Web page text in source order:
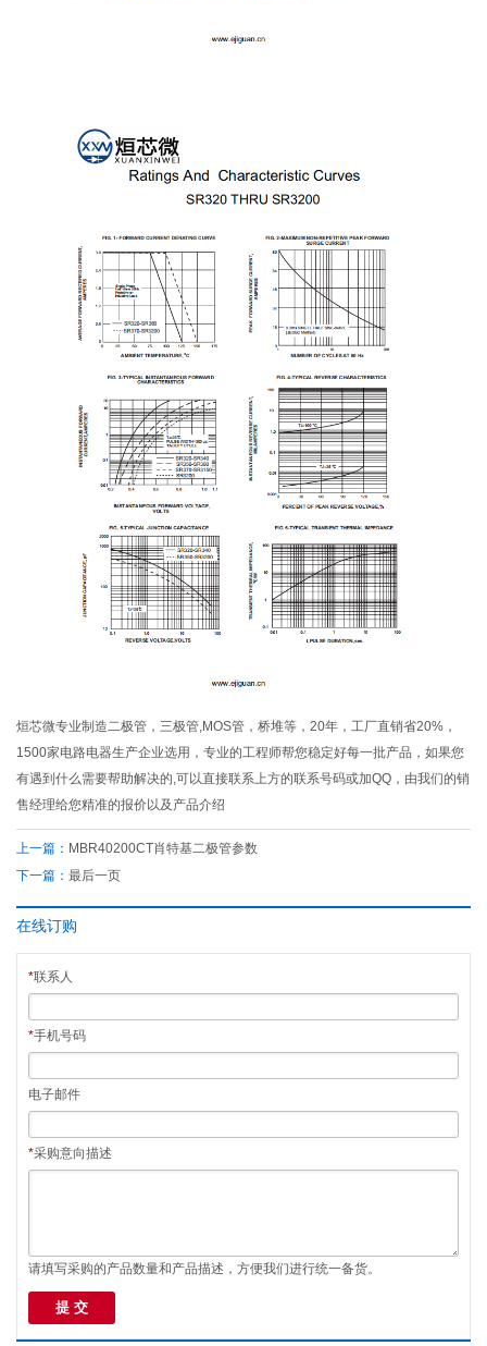
烜芯微专业制造二极管，三极管,MOS管，桥堆等，20年，工厂直销省20%，
1500家电路电器生产企业选用，专业的工程师帮您稳定好每一批产品，如果您
有遇到什么需要帮助解决的,可以直接联系上方的联系号码或加QQ，由我们的销
售经理给您精准的报价以及产品介绍
上一篇： MBR40200CT肖特基二极管参数
下一篇： 最后一页
在线订购
*联系人
*手机号码
电子邮件
*采购意向描述
请填写采购的产品数量和产品描述，方便我们进行统一备货。